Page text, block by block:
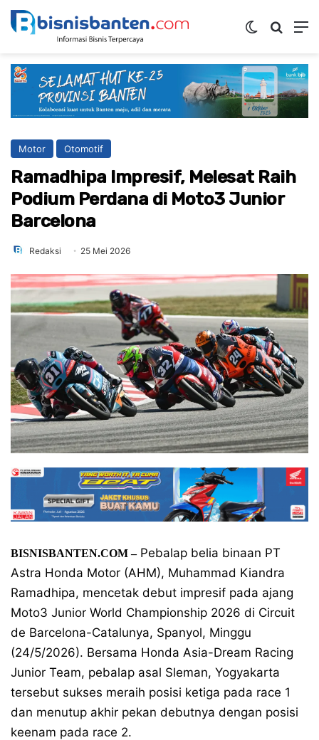
Switch skin
Motor Otomotif
Ramadhipa Impresif, Melesat Raih
Podium Perdana di Moto3 Junior
Barcelona
Redaksi 25 Mei 2026
BISNISBANTEN.COM –Pebalap belia binaan PT
Astra Honda Motor (AHM), Muhammad Kiandra
Ramadhipa, mencetak debut impresif pada ajang
Moto3 Junior World Championship 2026 di Circuit
de Barcelona-Catalunya, Spanyol, Minggu
(24/5/2026). Bersama Honda Asia-Dream Racing
Junior Team, pebalap asal Sleman, Yogyakarta
tersebut sukses meraih posisi ketiga pada race 1
dan menutup akhir pekan debutnya dengan posisi
keenam pada race 2.